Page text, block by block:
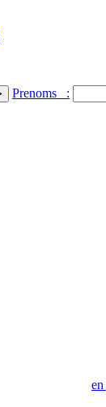
Prenoms :